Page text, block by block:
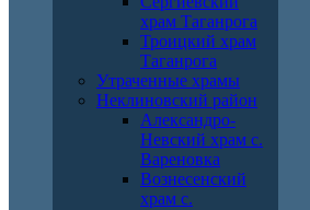
храм Таганрога
Троицкий храм
Таганрога
Утраченные храмы
Неклиновский район
Александро-
Невский храм с.
Вареновка
Вознесенский
храм с.